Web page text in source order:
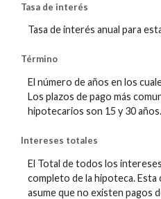
Tasa de interés
Tasa de interés anual para
Término
El número de años en los
Los plazos de pago más
hipotecarios son 15 y 30 años.
Intereses totales
El Total de todos los
completo de la hipoteca.
asume que no existen pagos